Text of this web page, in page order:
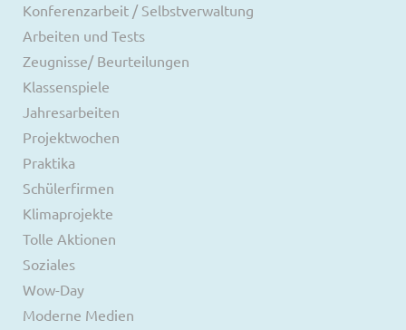
Konferenzarbeit / Selbstverwaltung
Arbeiten und Tests
Zeugnisse/ Beurteilungen
Klassenspiele
Jahresarbeiten
Projektwochen
Praktika
Schülerfirmen
Klimaprojekte
Tolle Aktionen
Soziales
Wow-Day
Moderne Medien